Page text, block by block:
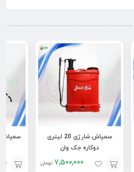
سمپاش شارژی 20 لیتری
دوکاره جک وان
7,500,000 تومان